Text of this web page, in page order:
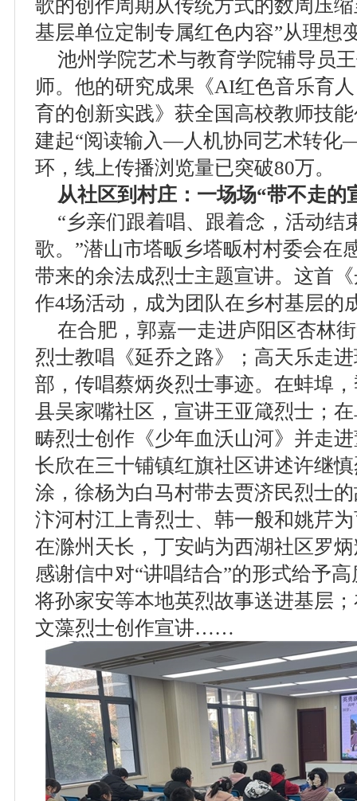
歌的创作周期从传统方式的数周压
基层单位定制专属红色内容”从理想
池州学院艺术与教育学院辅导员
师。他的研究成果《AI红色音乐育
育的创新实践》获全国高校教师技
建起“阅读输入—人机协同艺术转化
环，线上传播浏览量已突破80万。
从社区到村庄：一场场“带不走的
“乡亲们跟着唱、跟着念，活动结
歌。”潜山市塔畈乡塔畈村村委会在
带来的余法成烈士主题宣讲。这首
作4场活动，成为团队在乡村基层的
在合肥，郭嘉一走进庐阳区杏林
烈士教唱《延乔之路》；高天乐走
部，传唱蔡炳炎烈士事迹。在蚌埠
县吴家嘴社区，宣讲王亚箴烈士；
畴烈士创作《少年血沃山河》并走
长欣在三十铺镇红旗社区讲述许继
涂，徐杨为白马村带去贾济民烈士
汴河村江上青烈士、韩一般和姚芹
在滁州天长，丁安屿为西湖社区罗
感谢信中对“讲唱结合”的形式给予
将孙家安等本地英烈故事送进基层
文藻烈士创作宣讲……